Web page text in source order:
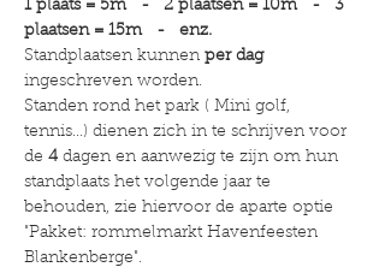
1 plaats = 5m   -   2 plaatsen = 10m   -   3
plaatsen = 15m   -   enz.
Standplaatsen kunnen per dag
ingeschreven worden.
Standen rond het park ( Mini golf,
tennis...) dienen zich in te schrijven voor
de 4 dagen en aanwezig te zijn om hun
standplaats het volgende jaar te
behouden, zie hiervoor de aparte optie
"Pakket: rommelmarkt Havenfeesten
Blankenberge".